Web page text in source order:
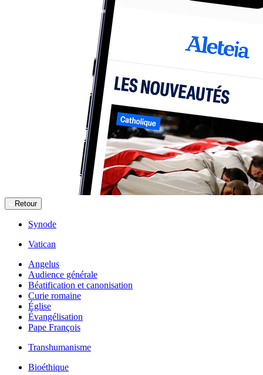
Retour
Synode
Vatican
Angelus
Audience générale
Béatification et canonisation
Curie romaine
Église
Évangélisation
Pape François
Transhumanisme
Bioéthique